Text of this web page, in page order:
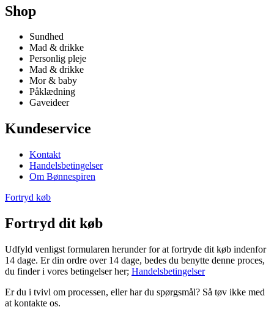
Shop
Sundhed
Mad & drikke
Personlig pleje
Mad & drikke
Mor & baby
Påklædning
Gaveideer
Kundeservice
Kontakt
Handelsbetingelser
Om Bønnespiren
Fortryd køb
Fortryd dit køb
Udfyld venligst formularen herunder for at fortryde dit køb indenfor
14 dage. Er din ordre over 14 dage, bedes du benytte denne proces,
du finder i vores betingelser her; Handelsbetingelser
Er du i tvivl om processen, eller har du spørgsmål? Så tøv ikke med
at kontakte os.